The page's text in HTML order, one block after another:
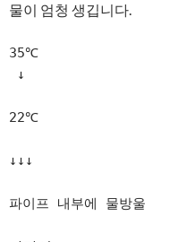
물이 엄청 생깁니다.
35℃
22℃
↓↓↓
파이프 내부에 물방울